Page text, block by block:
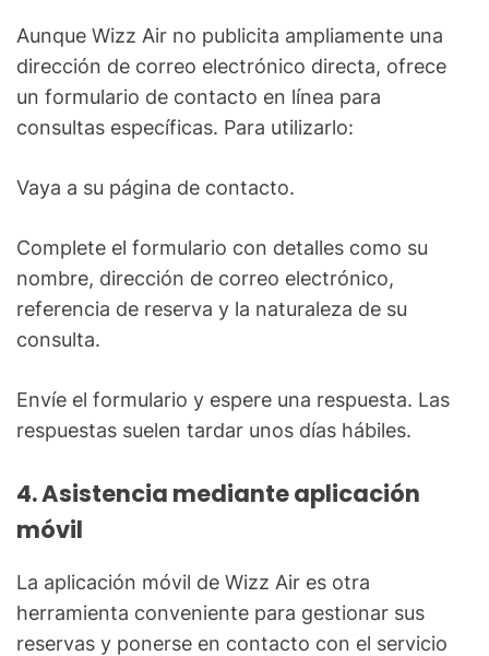
Aunque Wizz Air no publicita ampliamente una
dirección de correo electrónico directa, ofrece
un formulario de contacto en línea para
consultas específicas. Para utilizarlo:
Vaya a su página de contacto.
Complete el formulario con detalles como su
nombre, dirección de correo electrónico,
referencia de reserva y la naturaleza de su
consulta.
Envíe el formulario y espere una respuesta. Las
respuestas suelen tardar unos días hábiles.
4. Asistencia mediante aplicación
móvil
La aplicación móvil de Wizz Air es otra
herramienta conveniente para gestionar sus
reservas y ponerse en contacto con el servicio